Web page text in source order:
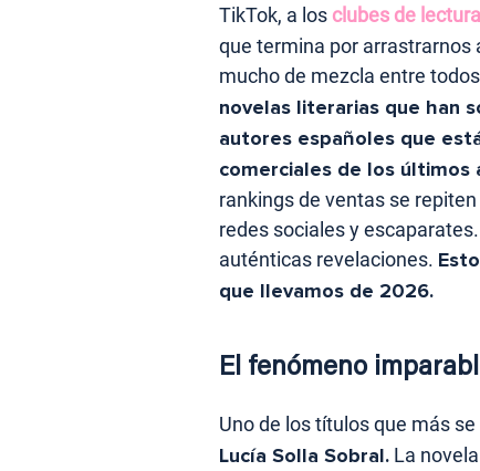
TikTok, a los clubes de lectura
que termina por arrastrarnos
mucho de mezcla entre
novelas literarias que han
autores españoles que
comerciales de los últimos
rankings de ventas se
redes sociales y
auténticas revelaciones.
que llevamos de 2026.
El fenómeno
Uno de los títulos que más
Lucía Solla Sobral. La